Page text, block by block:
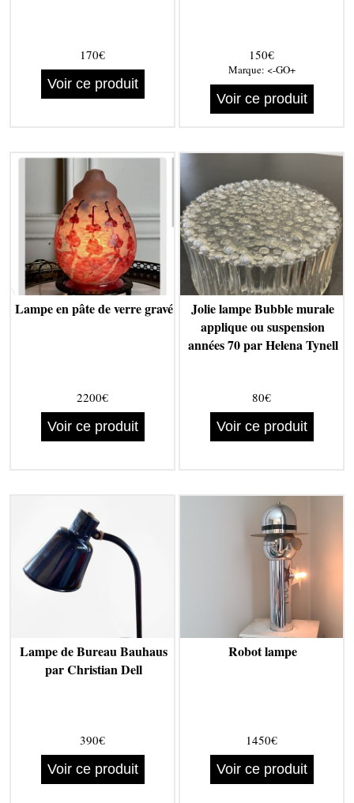
170€
Voir ce produit
150€
Marque: <-GO+
Voir ce produit
Lampe en pâte de verre gravé
2200€
Voir ce produit
Jolie lampe Bubble murale
applique ou suspension
années 70 par Helena Tynell
80€
Voir ce produit
Lampe de Bureau Bauhaus
par Christian Dell
390€
Voir ce produit
Robot lampe
1450€
Voir ce produit